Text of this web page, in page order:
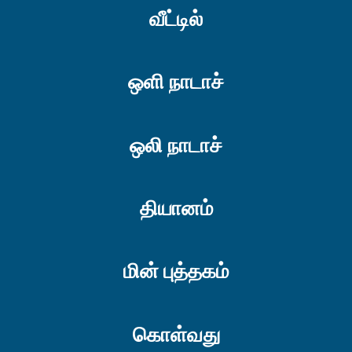
வீட்டில்
ஒளி நாடாச்
ஒலி நாடாச்
தியானம்
மின் புத்தகம்
கொள்வது